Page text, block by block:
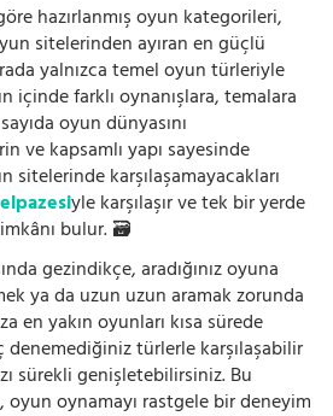
hazırlanmış oyun kategorileri,
sitelerinden ayıran en güçlü
yalnızca temel oyun türleriyle
içinde farklı oynanışlara, temalara
oyun dünyasını
ve kapsamlı yapı sayesinde
sitelerinde karşılaşamayacakları
yle karşılaşır ve tek bir yerde
bulur. 🗃️
gezindikçe, aradığınız oyuna
ya da uzun uzun aramak zorunda
en yakın oyunları kısa sürede
türlerle karşılaşabilir
sürekli genişletebilirsiniz. Bu
oyun oynamayı rastgele bir deneyim